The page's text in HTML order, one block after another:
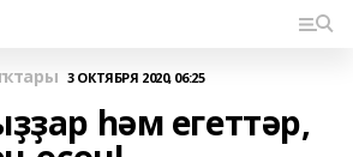
3 ОКТЯБРЯ 2020, 06:25
һәм егеттәр,